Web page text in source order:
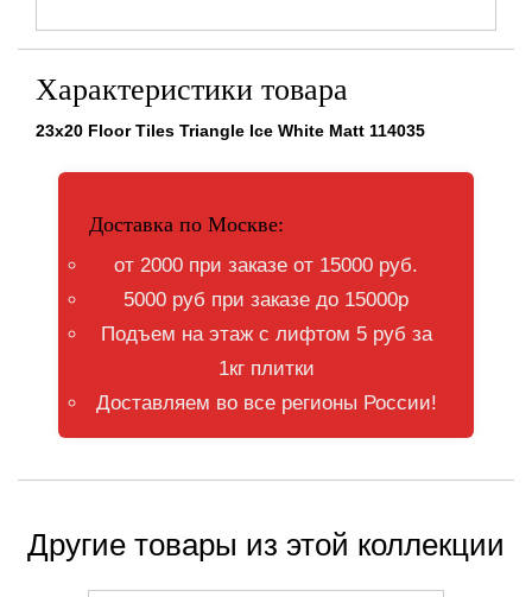
Характеристики товара
23x20 Floor Tiles Triangle Ice White Matt 114035
Доставка по Москве:
от 2000 при заказе от 15000 руб.
5000 руб при заказе до 15000р
Подъем на этаж с лифтом 5 руб за
1кг плитки
Доставляем во все регионы России!
Другие товары из этой коллекции